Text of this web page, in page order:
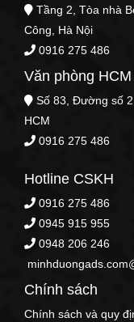
Tầng 2, Tòa nhà
Công, Hà Nội
0916 275 486
Văn phòng HCM
Số 83, Đường số
HCM
0916 275 486
Hotline CSKH
0916 275 486
0945 915 955
0948 206 246
Chính sách
Chính sách và quy